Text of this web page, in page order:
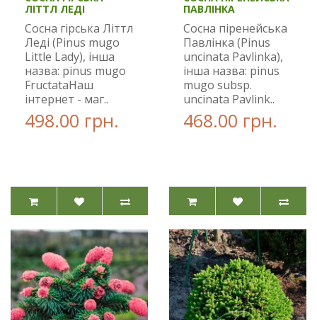
ЛІТТЛ ЛЕДІ
Сосна гірська Літтл
Леді (Pinus mugo
Little Lady), інша
назва: pinus mugo
FructataНаш
інтернет - маг..
498.00 грн.
ПАВЛІНКА
Сосна піренейська
Павлінка (Pinus
uncinata Pavlinka),
інша назва: pinus
mugo subsp.
uncinata Pavlink..
468.00 грн.